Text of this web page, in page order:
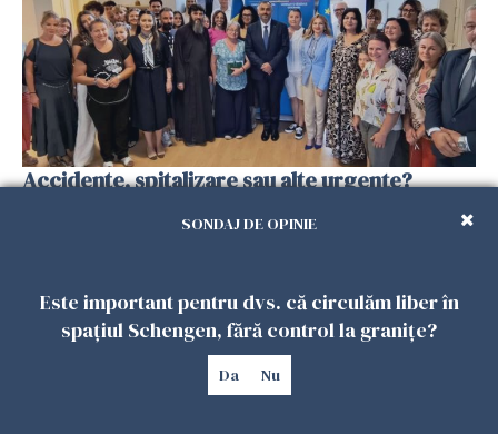
Accidente, spitalizare sau alte urgențe?
intervenții în doar 24 de ore
SONDAJ DE OPINIE
Este important pentru dvs. că circulăm liber în
spațiul Schengen, fără control la granițe?
Da Nu